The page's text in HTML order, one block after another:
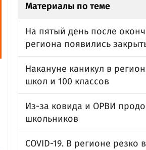
Материалы по теме
На пятый день после
региона появились
Накануне каникул в
школ и 100 классов
Из-за ковида и ОРВИ
школьников
COVID-19. В регионе